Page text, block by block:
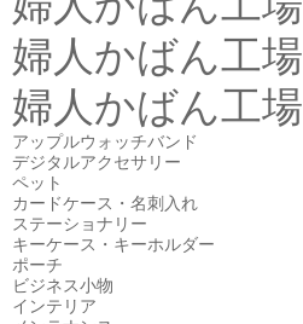
婦人かばん工場
婦人かばん工場
アップルウォッチバンド
デジタルアクセサリー
ペット
カードケース・名刺入れ
ステーショナリー
キーケース・キーホルダー
ポーチ
ビジネス小物
インテリア